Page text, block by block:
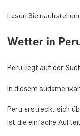
Lesen Sie
Wetter in
Peru liegt auf der
In diesem
Peru erstreckt sich
ist die einfache